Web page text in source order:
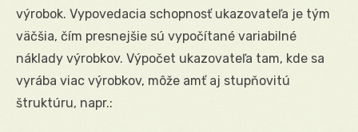
výrobok. Vypovedacia schopnosť ukazovateľa je tým
väčšia, čím presnejšie sú vypočítané variabilné
náklady výrobkov. Výpočet ukazovateľa tam, kde sa
vyrába viac výrobkov, môže amť aj stupňovitú
štruktúru, napr.: